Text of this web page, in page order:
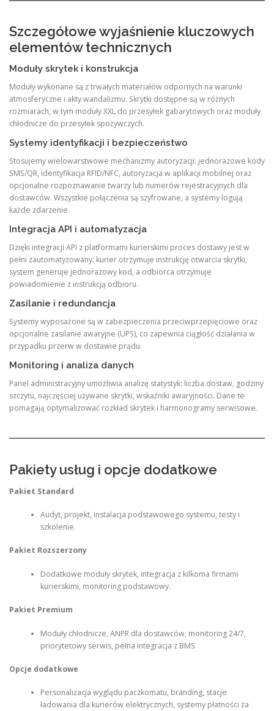
Szczegółowe wyjaśnienie kluczowych
elementów technicznych
Moduły skrytek i konstrukcja
Moduły wykonane są z trwałych materiałów odpornych na warunki
atmosferyczne i akty wandalizmu. Skrytki dostępne są w różnych
rozmiarach, w tym moduły XXL do przesyłek gabarytowych oraz moduły
chłodnicze do przesyłek spożywczych.
Systemy identyfikacji i bezpieczeństwo
Stosujemy wielowarstwowe mechanizmy autoryzacji: jednorazowe kody
SMS/QR, identyfikacja RFID/NFC, autoryzacja w aplikacji mobilnej oraz
opcjonalne rozpoznawanie twarzy lub numerów rejestracyjnych dla
dostawców. Wszystkie połączenia są szyfrowane, a systemy logują
każde zdarzenie.
Integracja API i automatyzacja
Dzięki integracji API z platformami kurierskimi proces dostawy jest w
pełni zautomatyzowany: kurier otrzymuje instrukcję otwarcia skrytki,
system generuje jednorazowy kod, a odbiorca otrzymuje
powiadomienie z instrukcją odbioru.
Zasilanie i redundancja
Systemy wyposażone są w zabezpieczenia przeciwprzepięciowe oraz
opcjonalne zasilanie awaryjne (UPS), co zapewnia ciągłość działania w
przypadku przerw w dostawie prądu.
Monitoring i analiza danych
Panel administracyjny umożliwia analizę statystyk: liczba dostaw, godziny
szczytu, najczęściej używane skrytki, wskaźniki awaryjności. Dane te
pomagają optymalizować rozkład skrytek i harmonogramy serwisowe.
Pakiety usług i opcje dodatkowe
Pakiet Standard
Audyt, projekt, instalacja podstawowego systemu, testy i
szkolenie.
Pakiet Rozszerzony
Dodatkowe moduły skrytek, integracja z kilkoma firmami
kurierskimi, monitoring podstawowy.
Pakiet Premium
Moduły chłodnicze, ANPR dla dostawców, monitoring 24/7,
priorytetowy serwis, pełna integracja z BMS.
Opcje dodatkowe
Personalizacja wyglądu paczkomatu, branding, stacje
ładowania dla kurierów elektrycznych, systemy płatności za